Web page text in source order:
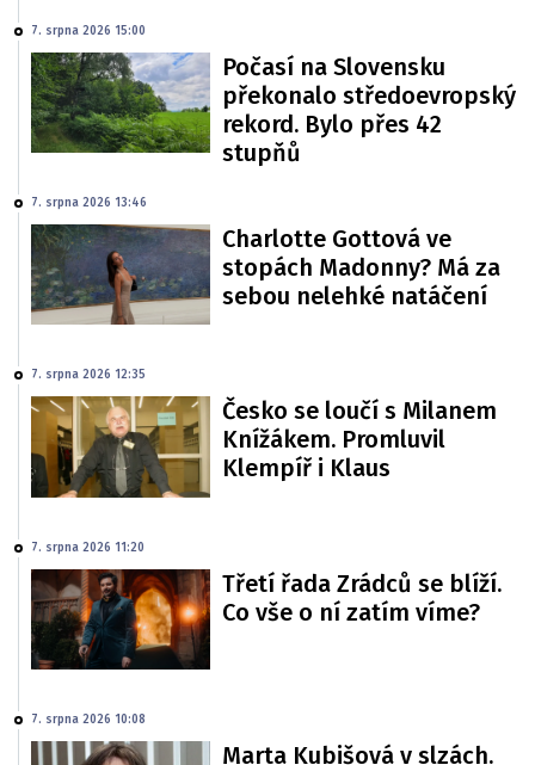
7. srpna 2026 15:00
Počasí na Slovensku
překonalo středoevropský
rekord. Bylo přes 42
stupňů
7. srpna 2026 13:46
Charlotte Gottová ve
stopách Madonny? Má za
sebou nelehké natáčení
7. srpna 2026 12:35
Česko se loučí s Milanem
Knížákem. Promluvil
Klempíř i Klaus
7. srpna 2026 11:20
Třetí řada Zrádců se blíží.
Co vše o ní zatím víme?
7. srpna 2026 10:08
Marta Kubišová v slzách.